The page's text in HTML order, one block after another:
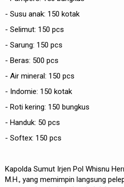
- Susu anak: 150 kotak
- Selimut: 150 pcs
- Sarung: 150 pcs
- Beras: 500 pcs
- Air mineral: 150 pcs
- Indomie: 150 kotak
- Roti kering: 150 bungkus
- Handuk: 50 pcs
- Softex: 150 pcs
Kapolda Sumut Irjen Pol Whisnu
M.H., yang memimpin langsung